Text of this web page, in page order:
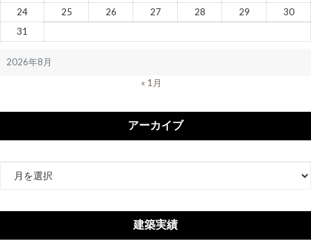
2026年8月
24
25 26 27 28 29
30
31
« 1月
アーカイブ
イ
建築実績